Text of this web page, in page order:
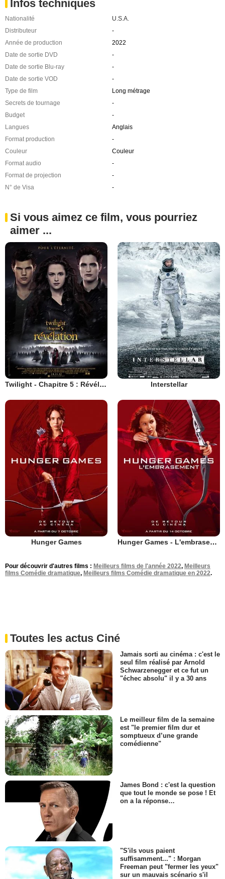
Infos techniques
Nationalité
U.S.A.
Distributeur
-
Année de production
2022
Date de sortie DVD
-
Date de sortie Blu-ray
-
Date de sortie VOD
-
Type de film
Long métrage
Secrets de tournage
-
Budget
-
Langues
Anglais
Format production
-
Couleur
Couleur
Format audio
-
Format de projection
-
N° de Visa
-
Si vous aimez ce film, vous pourriez
aimer ...
Twilight - Chapitre 5 : Révélation 2e partie Interstellar
Hunger Games Hunger Games - L'embrasement
Pour découvrir d'autres films : Meilleurs films de l'année 2022, Meilleurs
films Comédie dramatique, Meilleurs films Comédie dramatique en 2022.
Toutes les actus Ciné
Jamais sorti au cinéma : c'est le
seul film réalisé par Arnold
Schwarzenegger et ce fut un
"échec absolu" il y a 30 ans
Le meilleur film de la semaine
est "le premier film dur et
somptueux d’une grande
comédienne"
James Bond : c'est la question
que tout le monde se pose ! Et
on a la réponse…
"S'ils vous paient
suffisamment..." : Morgan
Freeman peut "fermer les yeux"
sur un mauvais scénario s'il